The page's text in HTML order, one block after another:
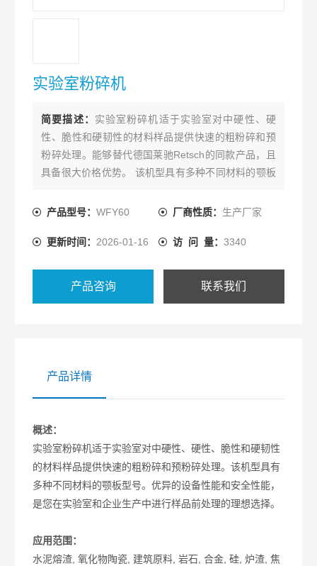
实验室粉碎机
简要描述： 实验室粉碎机适于实验室对中硬性、硬
性、脆性和硬韧性的材料样品提供快速的粗粉碎和预
粉碎处理。能够替代德国莱驰Retsch的同款产品，且
具备很大价格优势。 该机型具有多种不同材料的颚板
企业生产中进行样品前处理的理想选择。
产品型号：WFY60 厂商性质： 生产厂家
更新时间： 2026-01-16 访 问 量： 3340
产品咨询 联系我们
产品详情
概述：
实验室粉碎机适于实验室对中硬性、硬性、脆性和硬韧性
的材料样品提供快速的粗粉碎和预粉碎处理。该机型具有
多种不同材料的颚板型号。优异的设备性能和安全性能，
是您在实验室和企业生产中进行样品前处理的理想选择。
应用范围：
水泥熔渣, 氧化物陶瓷, 建筑原料, 岩石, 合金, 硅, 炉渣, 焦